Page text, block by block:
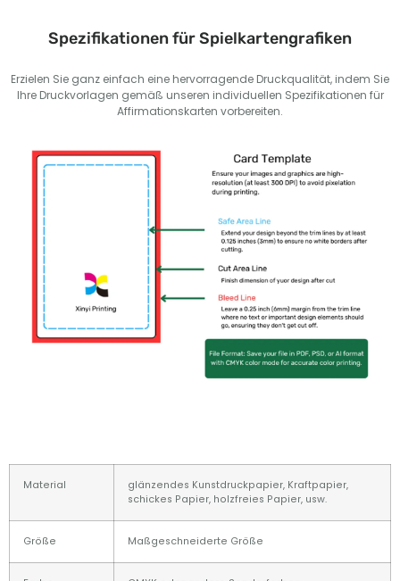
Spezifikationen für Spielkartengrafiken
Erzielen Sie ganz einfach eine hervorragende Druckqualität, indem Sie
Ihre Druckvorlagen gemäß unseren individuellen Spezifikationen für
Affirmationskarten vorbereiten.
Material
glänzendes Kunstdruckpapier, Kraftpapier,
schickes Papier, holzfreies Papier, usw.
Größe Maßgeschneiderte Größe